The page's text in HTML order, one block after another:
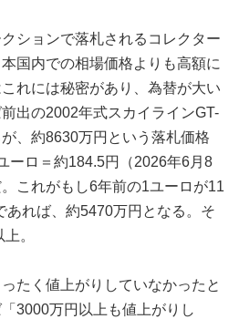
ションで落札されるコレクター
国内での相場価格よりも高額に
れには秘密があり、為替が大い
出の2002年式スカイラインGT-
、約8630万円という落札価格
ーロ＝約184.5円（2026年6月8
これがもし6年前の1ユーロが11
あれば、約5470万円となる。そ
。
たく値上がりしていなかったと
3000万円以上も値上がりし